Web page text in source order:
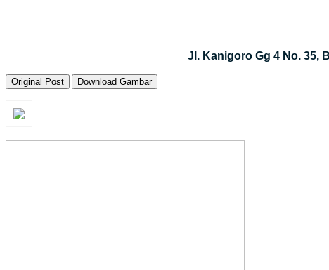
Jl. Kanigoro Gg 4 No. 35,
Original Post Download Gambar